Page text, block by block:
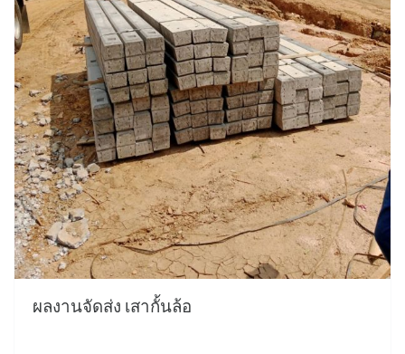
ผลงานจัดส่ง เสากั้นล้อ